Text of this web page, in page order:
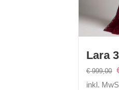
Lara
€999,00
inkl.